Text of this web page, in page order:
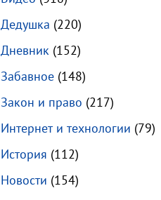
Дедушка (220)
Дневник(152)
Забавное(148)
Закон и право (217)
Интернет и технологии (79)
История (112)
Новости (154)